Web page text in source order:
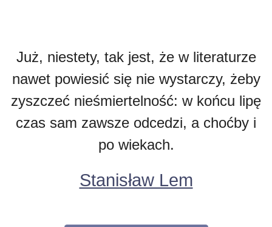
Już, niestety, tak jest, że w literaturze
nawet powiesić się nie wystarczy, żeby
zyszczeć nieśmiertelność: w końcu lipę
czas sam zawsze odcedzi, a choćby i
po wiekach.
Stanisław Lem